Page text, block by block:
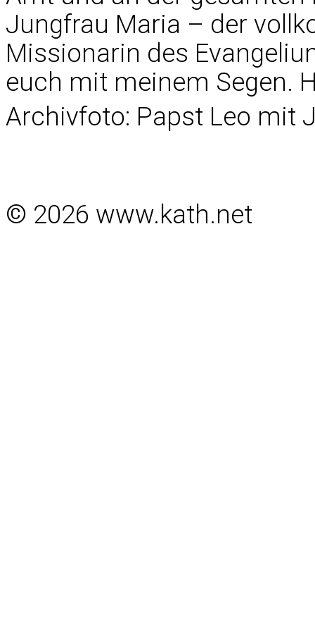
Jungfrau Maria – der
Missionarin des
euch mit meinem Segen.
Archivfoto: Papst Leo mit
© 2026 www.kath.net